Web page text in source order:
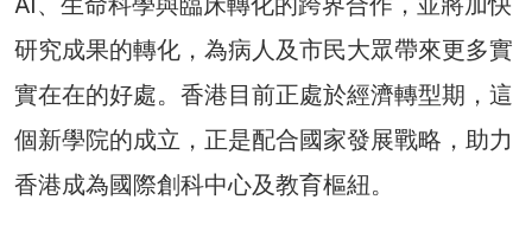
研究成果的轉化，為病人及市民大眾帶來更多實
實在在的好處。香港目前正處於經濟轉型期，這
個新學院的成立，正是配合國家發展戰略，助力
香港成為國際創科中心及教育樞紐。